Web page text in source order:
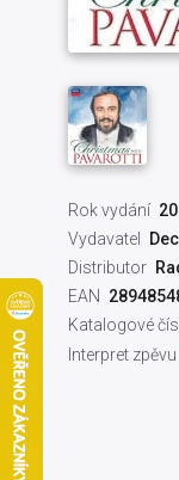
Rok vydání
Vydavatel
Distributor
EAN
Katalogové
Interpret zpěvu